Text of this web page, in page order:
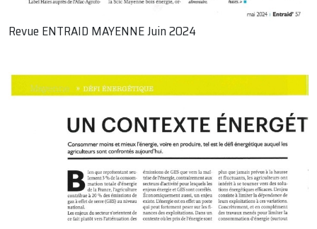
Revue ENTRAID MAYENNE Juin 2024